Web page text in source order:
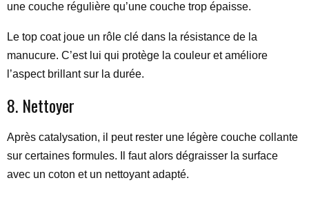
une couche régulière qu’une couche trop épaisse.
Le top coat joue un rôle clé dans la résistance de la
manucure. C’est lui qui protège la couleur et améliore
l’aspect brillant sur la durée.
8. Nettoyer
Après catalysation, il peut rester une légère couche collante
sur certaines formules. Il faut alors dégraisser la surface
avec un coton et un nettoyant adapté.